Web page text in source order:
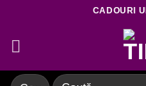
content
CADOURI
Caută